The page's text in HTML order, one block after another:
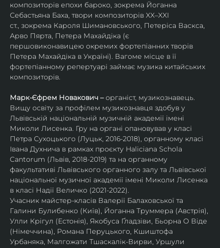
композиторів епохи бароко, зокрема Йоганна
Себастьяна Баха, твори композиторів XX–XXI
ст., зокрема Кароля Шимановського, Петеріса Васкса,
Арво Пярта, Петера Махайдіка (є
першовиконавицею окремих фортепіанних творів
Петера Махайдіка в Україні). Вагоме місце в її
фортепіанному репертуарі займає музика китайських
композиторів.
Марк-Єфрем Новакович – органіст, музикознавець.
Вищу освіту за профілем музикознавця здобув у
Львівській національній музичній академії імені
Миколи Лисенка. Гру на органі опановував у класі
Петра Сухоцького (Луцьк, 2016-2018), органному класі
Івана Духнича в рамках проєкту Haliciana Schola
Cantorum (Львів, 2018-2019) та на органному
факультативі Львівського органного залу та Львівської
національної музичної академії імені Миколи Лисенка
в класі Надії Величко (2021-2022).
Учасник майстер-класів Валерії Балаховської та
Галини Булибенко (Київ), Йоганна Труммера (Австрія),
Улли Крігул (Естонія), Якобуса Ґладзіви, Бьорна О Віде
(Німеччина), Романа Перуцького, Кшиштофа
Урбаняка, Малгожати Тшаскалік-Вирви, Уршули